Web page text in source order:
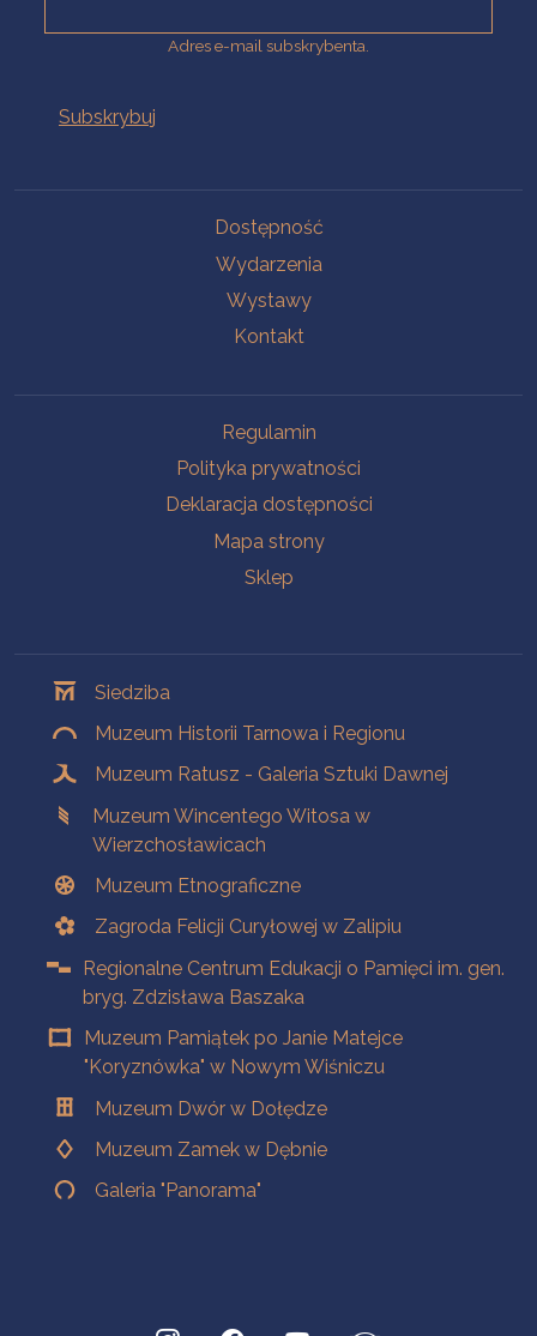
Adres e-mail subskrybenta.
Dostępność
Wydarzenia
Wystawy
Kontakt
Regulamin
Polityka prywatności
Deklaracja dostępności
Mapa strony
Sklep
Siedziba
Muzeum Historii Tarnowa i Regionu
Muzeum Ratusz - Galeria Sztuki Dawnej
Muzeum Wincentego Witosa w
Wierzchosławicach
Muzeum Etnograficzne
Zagroda Felicji Curyłowej w Zalipiu
Regionalne Centrum Edukacji o Pamięci im. gen.
bryg. Zdzisława Baszaka
Muzeum Pamiątek po Janie Matejce
"Koryznówka" w Nowym Wiśniczu
Muzeum Dwór w Dołędze
Muzeum Zamek w Dębnie
Galeria "Panorama"